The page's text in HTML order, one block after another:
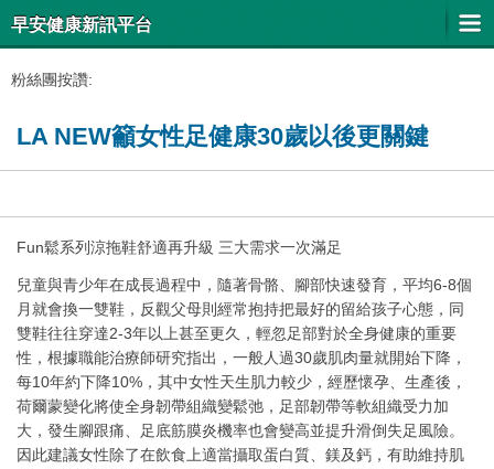
早安健康新訊平台
粉絲團按讚:
LA NEW籲女性足健康30歲以後更關鍵
Fun鬆系列涼拖鞋舒適再升級 三大需求一次滿足
兒童與青少年在成長過程中，隨著骨骼、腳部快速發育，平均6-8個
月就會換一雙鞋，反觀父母則經常抱持把最好的留給孩子心態，同
雙鞋往往穿達2-3年以上甚至更久，輕忽足部對於全身健康的重要
性，根據職能治療師研究指出，一般人過30歲肌肉量就開始下降，
每10年約下降10%，其中女性天生肌力較少，經歷懷孕、生產後，
荷爾蒙變化將使全身韌帶組織變鬆弛，足部韌帶等軟組織受力加
大，發生腳跟痛、足底筋膜炎機率也會變高並提升滑倒失足風險。
因此建議女性除了在飲食上適當攝取蛋白質、鎂及鈣，有助維持肌